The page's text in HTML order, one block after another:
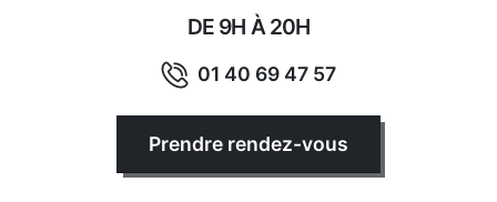
DE 9H À 20H
01 40 69 47 57
Prendre rendez-vous